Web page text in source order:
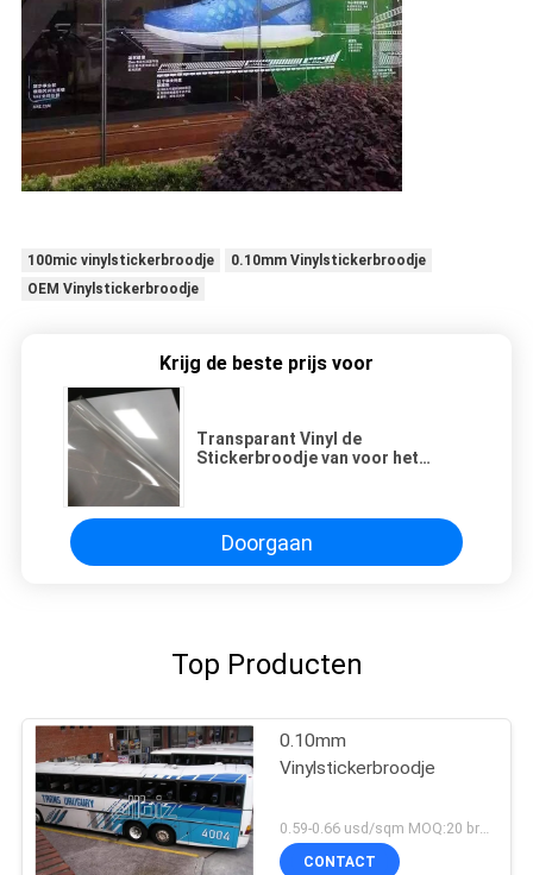
100mic vinylstickerbroodje
0.10mm Vinylstickerbroodje
OEM Vinylstickerbroodje
Krijg de beste prijs voor
Transparant Vinyl de
Stickerbroodje van voor het
Doorgaan
Top Producten
0.10mm
Vinylstickerbroodje
0.59-0.66 usd/sqm MOQ:20 broodjes
CONTACT